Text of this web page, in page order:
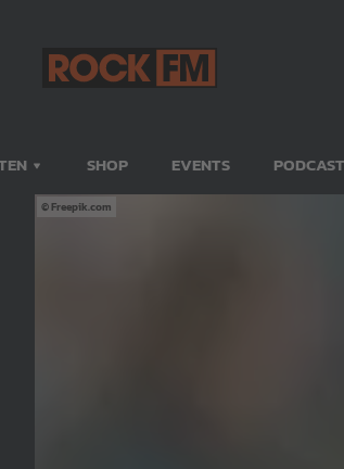
SHOP EVENTS
Freepik.com